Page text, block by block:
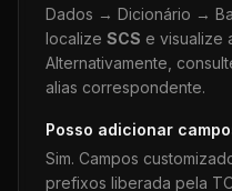
Dados → Dicionário →
localize SCS e visualize
Alternativamente,
alias correspondente.
Posso adicionar
Sim. Campos
prefixos liberada pela